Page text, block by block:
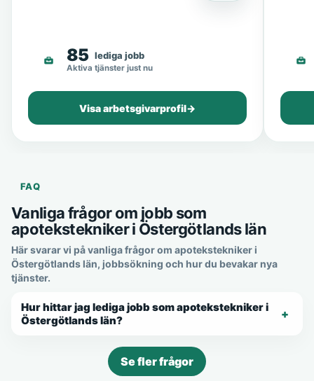
85 lediga jobb
Aktiva tjänster just nu
Visa arbetsgivarprofil→
FAQ
Vanliga frågor om jobb som
apotekstekniker i Östergötlands län
Här svarar vi på vanliga frågor om apotekstekniker i
Östergötlands län, jobbsökning och hur du bevakar nya
tjänster.
Hur hittar jag lediga jobb som apotekstekniker i
Östergötlands län?
Se fler frågor